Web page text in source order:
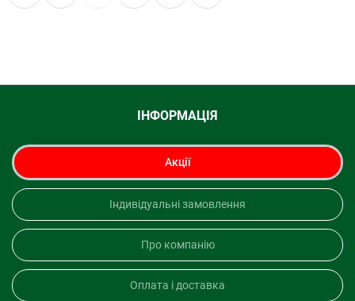
ІНФОРМАЦІЯ
Акції
Індивідуальні замовлення
Про компанію
Оплата і доставка